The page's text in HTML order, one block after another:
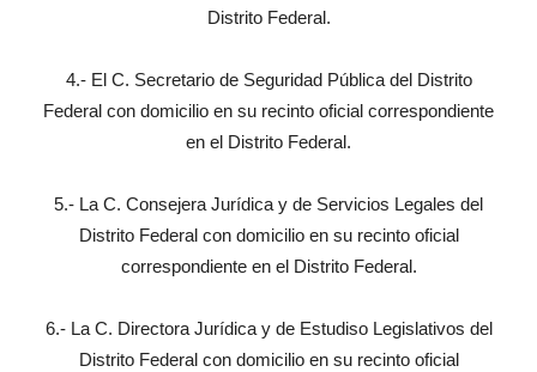
Distrito Federal.
4.- El C. Secretario de Seguridad Pública del Distrito
Federal con domicilio en su recinto oficial correspondiente
en el Distrito Federal.
5.- La C. Consejera Jurídica y de Servicios Legales del
Distrito Federal con domicilio en su recinto oficial
correspondiente en el Distrito Federal.
6.- La C. Directora Jurídica y de Estudiso Legislativos del
Distrito Federal con domicilio en su recinto oficial